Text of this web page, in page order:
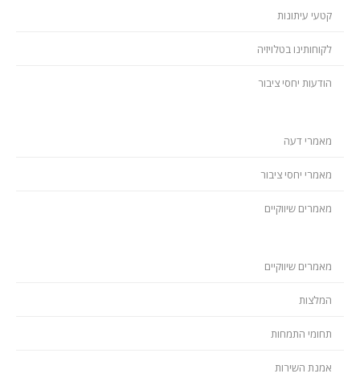
קטעי עיתונות
לקוחותינו בטלויזיה
הודעות יחסי ציבור
מאמרי דעה
מאמרי יחסי ציבור
מאמרים שיווקיים
מאמרים שיווקיים
המלצות
תחומי התמחות
אמנת השירות